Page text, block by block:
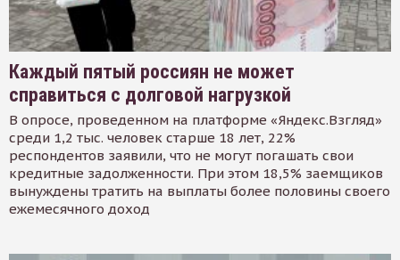
Каждый пятый россиян не может
справиться с долговой нагрузкой
В опросе, проведенном на платформе «Яндекс.Взгляд»
среди 1,2 тыс. человек старше 18 лет, 22%
респондентов заявили, что не могут погашать свои
кредитные задолженности. При этом 18,5% заемщиков
вынуждены тратить на выплаты более половины своего
ежемесячного доход